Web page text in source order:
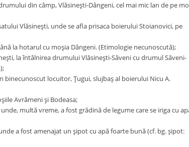
din câmp, Vlăsineşti-Dângeni, cel mai mic lan de pe
Vlăsineşti, unde se afla prisaca boierului Stoianovici, pe
la hotarul cu moşia Dângeni. (Etimologie necunoscută);
la întâlnirea drumului Vlăsineşti-Săveni cu drumul Săveni-
locuitor, Ţugui, slujbaş al boierului Nicu A.
Avrămeni şi Bodeasa;
multă vreme, a fost grădină de legume care se iriga cu
a fost amenajat un şipot cu apă foarte bună (cf. bg. şipot: